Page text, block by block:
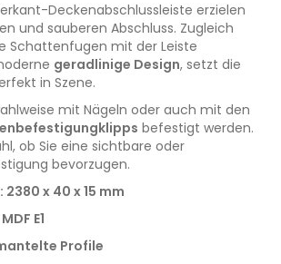
Deckenabschlussleiste erzielen
und sauberen Abschluss. Zugleich
Schattenfugen mit der Leiste
geradlinige Design, setzt die
in Szene.
mit Nägeln oder auch mit den
befestigt werden.
ob Sie eine sichtbare oder
bevorzugen.
2380 x 40 x 15 mm
E1
Profile